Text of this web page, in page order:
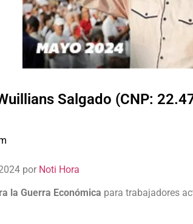
Salgado (CNP:
por Noti Hora
la Guerra Económica para trabajadores